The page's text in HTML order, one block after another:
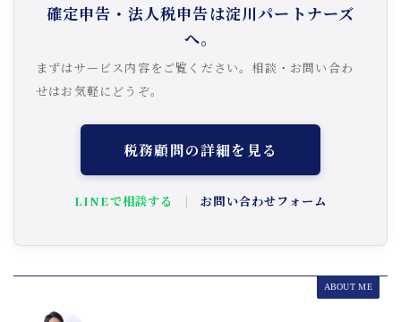
確定申告・法人税申告は淀川パートナーズ
へ。
まずはサービス内容をご覧ください。相談・お問い合わ
せはお気軽にどうぞ。
税務顧問の詳細を見る
LINEで相談する | お問い合わせフォーム
ABOUT ME